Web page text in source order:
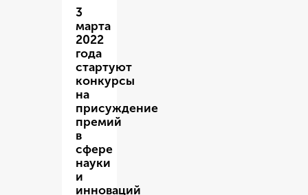
3
марта
2022
года
стартуют
конкурсы
на
присуждение
премий
в
сфере
науки
и
инноваций